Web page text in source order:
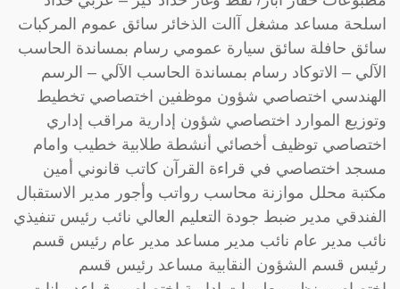
اسلحة مساعد مشغل آالت الذخائر سائق عموم المركبات
سائق حافلة سائق سيارة عمومي رسام بمساندة الحاسب
الآلي – الاتوكاد رسام بمساندة الحاسب الآلي – الرسم
الهندسي اختصاصي شؤون موظفين اختصاصي تخطيط
وتوزيع الموارد اختصاصي شؤون إدارية مراقب إداري
اختصاصي توظيف أخصائي أنشطة طلابية خطيب وامام
مسجد اختصاصي في قراءة القرآن كاتب قانوني أمين
مكتبة محلل موازنة محاسب رواتب وأجور مدير الاستقبال
الفندقي مدير ضبط جودة التعليم العالي نائب رئيس تنفيذي
نائب مدير عام نائب مدير مساعد مدير عام رئيس قسم
رئيس قسم الشؤون النقابية مساعد رئيس قسم